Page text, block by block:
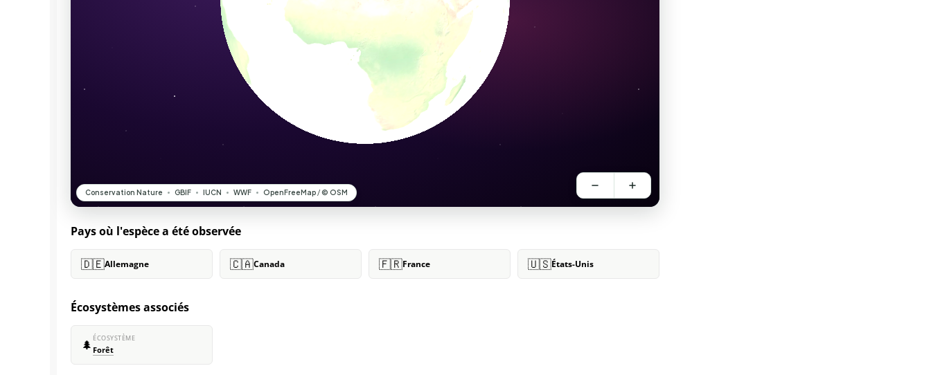
Pays où l'espèce a été observée
🇩🇪Allemagne 🇨🇦Canada 🇫🇷France 🇺🇸États-Unis
Écosystèmes associés
🌲 ÉCOSYSTÈME
Forêt